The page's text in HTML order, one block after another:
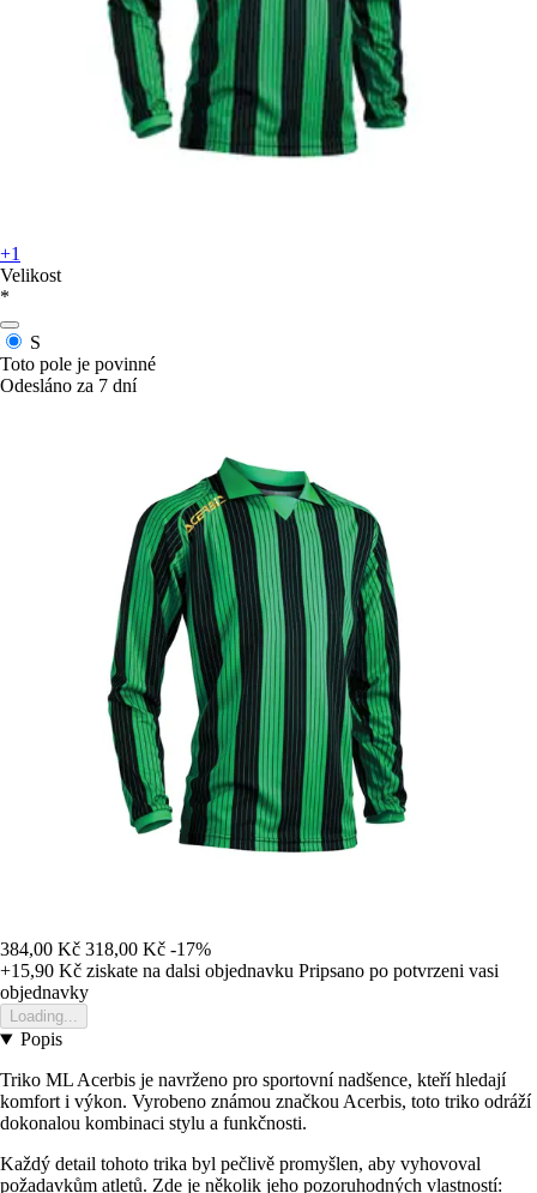
+1
Velikost
*
S
Toto pole je povinné
Odesláno za 7 dní
384,00 Kč 318,00 Kč -17%
+15,90 Kč ziskate na dalsi objednavku Pripsano po potvrzeni vasi
objednavky
Loading...
Popis
Triko ML Acerbis je navrženo pro sportovní nadšence, kteří hledají
komfort i výkon. Vyrobeno známou značkou Acerbis, toto triko odráží
dokonalou kombinaci stylu a funkčnosti.
Každý detail tohoto trika byl pečlivě promyšlen, aby vyhovoval
požadavkům atletů. Zde je několik jeho pozoruhodných vlastností: